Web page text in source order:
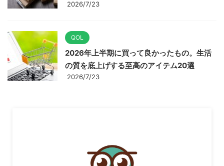
2026/7/23
QOL
2026年上半期に買って良かったもの。生活
の質を底上げする至高のアイテム20選
2026/7/23